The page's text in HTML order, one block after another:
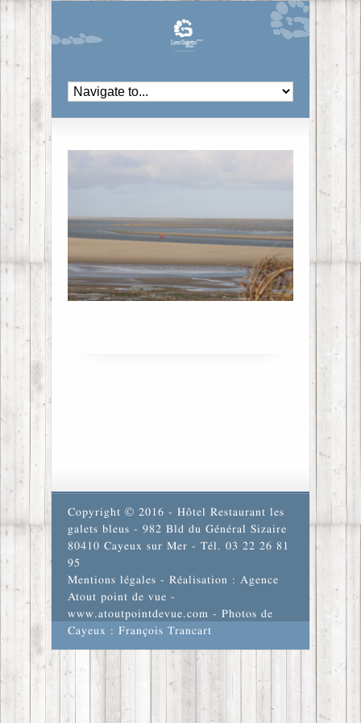
Copyright © 2016 - Hôtel Restaurant les
galets bleus - 982 Bld du Général Sizaire
80410 Cayeux sur Mer - Tél. 03 22 26 81
95
Mentions légales - Réalisation : Agence
Atout point de vue -
www.atoutpointdevue.com - Photos de
Cayeux : François Trancart